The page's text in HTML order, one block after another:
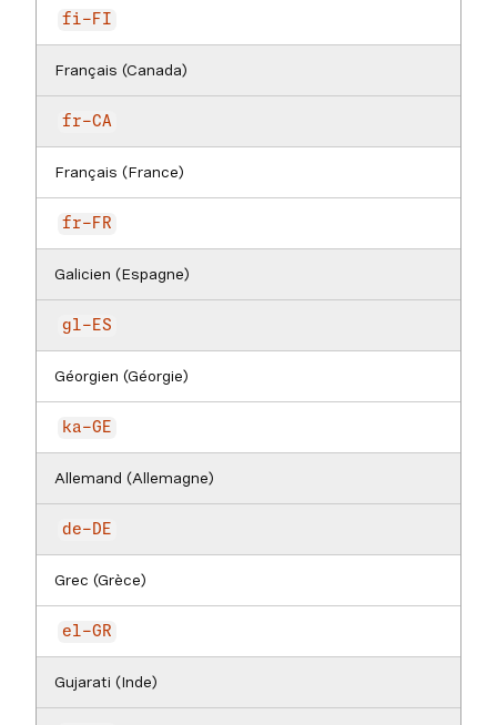
fi-FI
Français (Canada)
fr-CA
Français (France)
fr-FR
Galicien (Espagne)
gl-ES
Géorgien (Géorgie)
ka-GE
Allemand (Allemagne)
de-DE
Grec (Grèce)
el-GR
Gujarati (Inde)